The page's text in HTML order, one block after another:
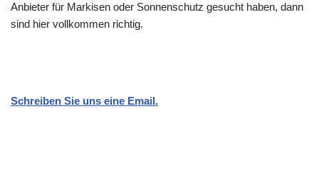
Anbieter für Markisen oder Sonnenschutz gesucht haben, dann
sind hier vollkommen richtig.
Schreiben Sie uns eine Email.